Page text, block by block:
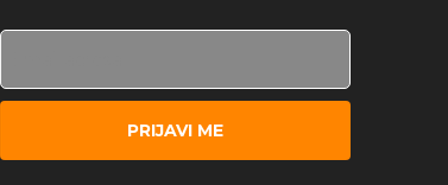
PRIJAVI ME